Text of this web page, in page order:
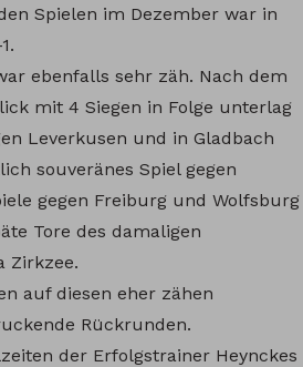
Spielen im Dezember war in
ebenfalls sehr zäh. Nach dem
mit 4 Siegen in Folge unterlag
Leverkusen und in Gladbach
souveränes Spiel gegen
gegen Freiburg und Wolfsburg
Tore des damaligen
Zirkzee.
auf diesen eher zähen
Rückrunden.
der Erfolgstrainer Heynckes